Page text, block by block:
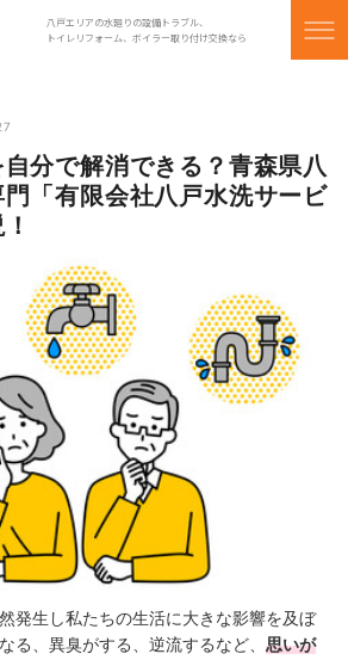
八戸エリアの水廻りの設備トラブル、
トイレリフォーム、ボイラー取り付け交換なら
分で解消できる？青森県八
「有限会社八戸水洗サービ
発生し私たちの生活に大きな影響を及ぼ
る、異臭がする、逆流するなど、 思いが